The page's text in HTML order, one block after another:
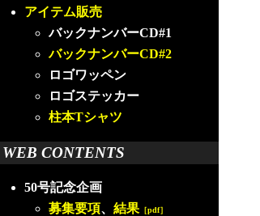
アイテム販売
バックナンバーCD#1
バックナンバーCD#2
ロゴワッペン
ロゴステッカー
柱本Tシャツ
WEB CONTENTS
50号記念企画
募集要項、 結果 ［pdf］